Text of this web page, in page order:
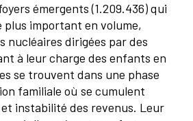
émergents (1.209.436) qui
important en volume,
nucléaires dirigées par des
à leur charge des enfants en
se trouvent dans une phase
familiale où se cumulent
instabilité des revenus. Leur